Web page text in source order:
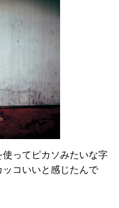
ってピカソみたいな字
コいいと感じたんで